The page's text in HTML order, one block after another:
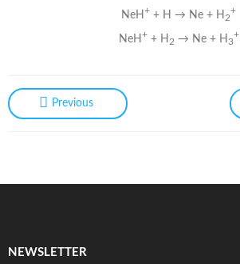
NeH + + H → Ne + H 2
+
NeH + + H 2 → Ne + H 3
+
Previous
NEWSLETTER